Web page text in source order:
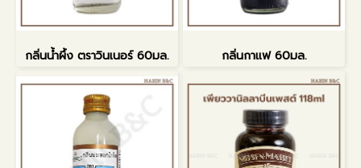
กลิ่นน้ำผึ้ง ตราวินเนอร์ 60มล. กลิ่นกาแฟ 60มล.